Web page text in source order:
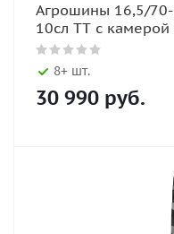
Агрошины 16,5/
10сл TT с
8+ шт.
30 990 руб.